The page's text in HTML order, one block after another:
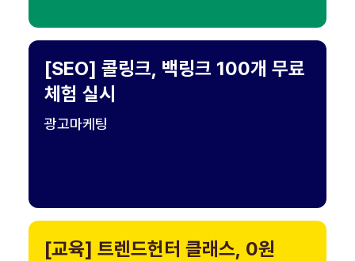
[SEO] 콜링크, 백링크 100개 무료
체험 실시
광고마케팅
[교육] 트렌드헌터 클래스, 0원